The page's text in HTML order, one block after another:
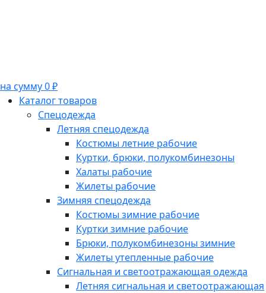
на сумму 0 ₽
Каталог товаров
Спецодежда
Летняя спецодежда
Костюмы летние рабочие
Куртки, брюки, полукомбинезоны
Халаты рабочие
Жилеты рабочие
Зимняя спецодежда
Костюмы зимние рабочие
Куртки зимние рабочие
Брюки, полукомбинезоны зимние
Жилеты утепленные рабочие
Сигнальная и светоотражающая одежда
Летняя сигнальная и светоотражающая